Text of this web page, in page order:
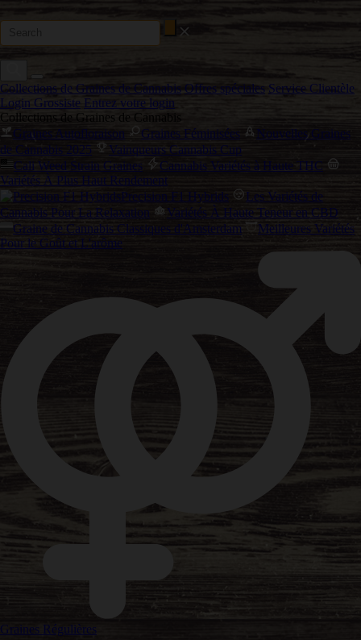
Collections de Graines de Cannabis Offres spéciales Service Clientèle
Login Grossiste Entrez votre login
Collections de Graines de Cannabis
Graines Autofloraison
Graines Féminisées
Nouvelles Graines
de Cannabis 2025
Vainqueurs Cannabis Cup
Cali Weed Strain Graines
Cannabis Variétés à Haute THC
Variétés À Plus Haut Rendement
Precision F1 Hybrids
Les Variétés de
Cannabis Pour La Relaxation
Variétés À Haute Teneur en CBD
Graine de Cannabis Classiques d'Amsterdam
Meilleures Variétés
Pour le Goût et L'arôme
Graines Régulières